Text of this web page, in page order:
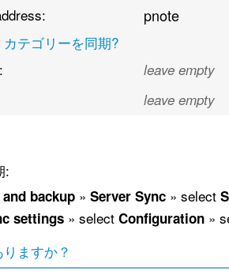
pnote
カテゴリーを同期?
leave empty
leave empty
:
backup» Server Sync» select
settings» select Configuration»
ますか？